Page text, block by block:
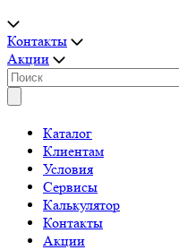
Контакты
Акции
Каталог
Клиентам
Условия
Сервисы
Калькулятор
Контакты
Акции